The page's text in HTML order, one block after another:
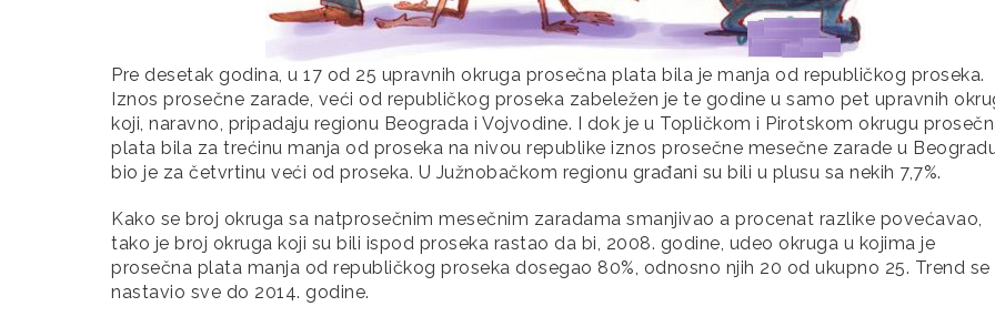
Pre desetak godina, u 17 od 25 upravnih okruga prosečna plata bila je manja od republičkog proseka.
Iznos prosečne zarade, veći od republičkog proseka zabeležen je te godine u samo pet upravnih
koji, naravno, pripadaju regionu Beograda i Vojvodine. I dok je u Topličkom i Pirotskom okrugu
plata bila za trećinu manja od proseka na nivou republike iznos prosečne mesečne zarade u
bio je za četvrtinu veći od proseka. U Južnobačkom regionu građani su bili u plusu sa nekih 7,7%.
Kako se broj okruga sa natprosečnim mesečnim zaradama smanjivao a procenat razlike povećavao,
tako je broj okruga koji su bili ispod proseka rastao da bi, 2008. godine, udeo okruga u kojima je
prosečna plata manja od republičkog proseka dosegao 80%, odnosno njih 20 od ukupno 25. Trend se
nastavio sve do 2014. godine.